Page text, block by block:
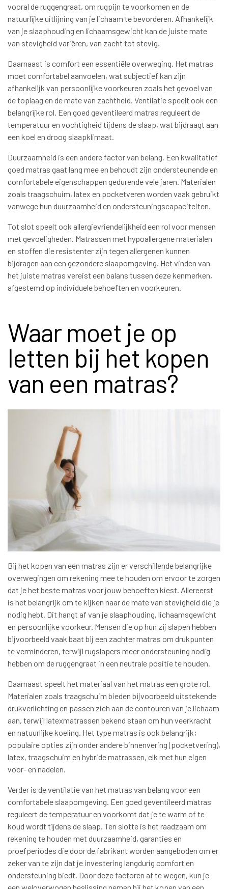
vooral de ruggengraat, om rugpijn te voorkomen en de
natuurlijke uitlijning van je lichaam te bevorderen. Afhankelijk
van je slaaphouding en lichaamsgewicht kan de juiste mate
van stevigheid variëren, van zacht tot stevig.
Daarnaast is comfort een essentiële overweging. Het matras
moet comfortabel aanvoelen, wat subjectief kan zijn
afhankelijk van persoonlijke voorkeuren zoals het gevoel van
de toplaag en de mate van zachtheid. Ventilatie speelt ook een
belangrijke rol. Een goed geventileerd matras reguleert de
temperatuur en vochtigheid tijdens de slaap, wat bijdraagt ​​aan
een koel en droog slaapklimaat.
Duurzaamheid is een andere factor van belang. Een kwalitatief
goed matras gaat lang mee en behoudt zijn ondersteunende en
comfortabele eigenschappen gedurende vele jaren. Materialen
zoals traagschuim, latex en pocketveren worden vaak gebruikt
vanwege hun duurzaamheid en ondersteuningscapaciteiten.
Tot slot speelt ook allergievriendelijkheid een rol voor mensen
met gevoeligheden. Matrassen met hypoallergene materialen
en stoffen die resistenter zijn tegen allergenen kunnen
bijdragen aan een gezondere slaapomgeving. Het vinden van
het juiste matras vereist een balans tussen deze kenmerken,
afgestemd op individuele behoeften en voorkeuren.
Waar moet je op
letten bij het kopen
van een matras?
Bij het kopen van een matras zijn er verschillende belangrijke
overwegingen om rekening mee te houden om ervoor te zorgen
dat je het beste matras voor jouw behoeften kiest. Allereerst
is het belangrijk om te kijken naar de mate van stevigheid die je
nodig hebt. Dit hangt af van je slaaphouding, lichaamsgewicht
en persoonlijke voorkeur. Mensen die op hun zij slapen hebben
bijvoorbeeld vaak baat bij een zachter matras om drukpunten
te verminderen, terwijl rugslapers meer ondersteuning nodig
hebben om de ruggengraat in een neutrale positie te houden.
Daarnaast speelt het materiaal van het matras een grote rol.
Materialen zoals traagschuim bieden bijvoorbeeld uitstekende
drukverlichting en passen zich aan de contouren van je lichaam
aan, terwijl latexmatrassen bekend staan om hun veerkracht
en natuurlijke koeling. Het type matras is ook belangrijk;
populaire opties zijn onder andere binnenvering (pocketvering),
latex, traagschuim en hybride matrassen, elk met hun eigen
voor- en nadelen.
Verder is de ventilatie van het matras van belang voor een
comfortabele slaapomgeving. Een goed geventileerd matras
reguleert de temperatuur en voorkomt dat je te warm of te
koud wordt tijdens de slaap. Ten slotte is het raadzaam om
rekening te houden met duurzaamheid, garanties en
proefperiodes die door de fabrikant worden aangeboden om er
zeker van te zijn dat je investering langdurig comfort en
ondersteuning biedt. Door deze factoren af te wegen, kun je